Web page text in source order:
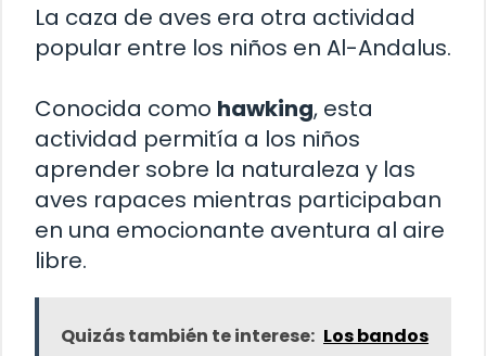
La caza de aves era otra actividad
popular entre los niños en Al-Andalus.
Conocida como hawking, esta
actividad permitía a los niños
aprender sobre la naturaleza y las
aves rapaces mientras participaban
en una emocionante aventura al aire
libre.
Quizás también te interese: Los bandos